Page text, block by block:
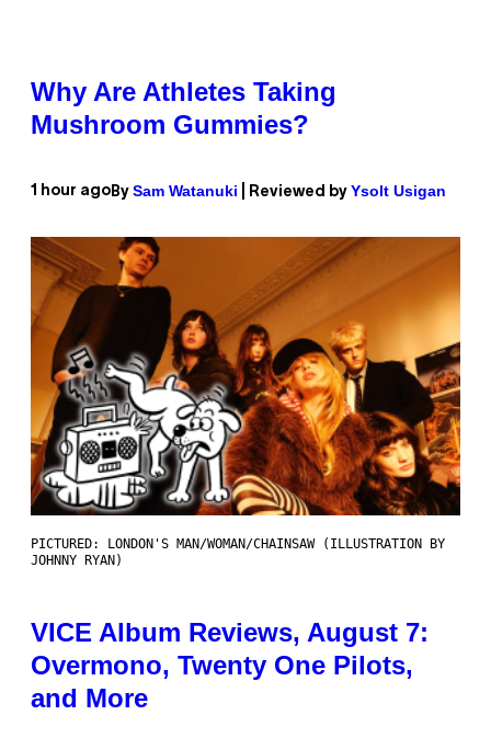
Why Are Athletes Taking
Mushroom Gummies?
1 hour ago By Sam Watanuki | Reviewed by Ysolt Usigan
PICTURED: LONDON'S MAN/WOMAN/CHAINSAW (ILLUSTRATION BY
JOHNNY RYAN)
VICE Album Reviews, August 7:
Overmono, Twenty One Pilots,
and More